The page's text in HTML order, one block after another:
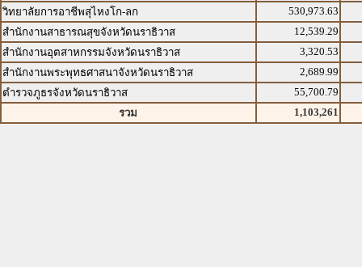
วิทยาลัยการอาชีพสุไหงโก-ลก
530,973.63
สำนักงานสาธารณสุขจังหวัดนราธิวาส
12,539.29
สำนักงานอุตสาหกรรมจังหวัดนราธิวาส
3,320.53
สำนักงานพระพุทธศาสนาจังหวัดนราธิวาส
2,689.99
ตำรวจภูธรจังหวัดนราธิวาส
55,700.79
รวม
1,103,261